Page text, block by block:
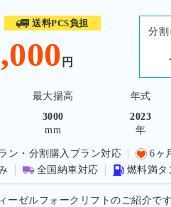
送料PCS負担
円
分割
最大揚高 年式
3000
mm
2023
年
ン・分割購入プラン対応 6ヶ
全国納車対応 燃料満タ
ーゼルフォークリフトのご紹介で